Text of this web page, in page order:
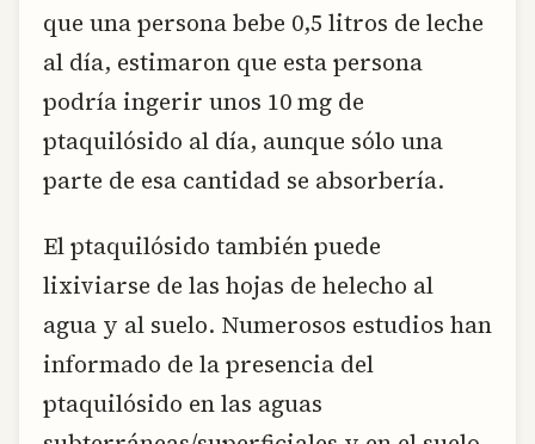
que una persona bebe 0,5 litros de leche
al día, estimaron que esta persona
podría ingerir unos 10 mg de
ptaquilósido al día, aunque sólo una
parte de esa cantidad se absorbería.
El ptaquilósido también puede
lixiviarse de las hojas de helecho al
agua y al suelo. Numerosos estudios han
informado de la presencia del
ptaquilósido en las aguas